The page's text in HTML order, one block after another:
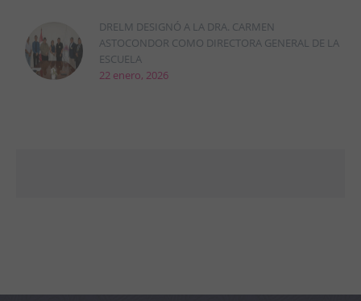
DRELM DESIGNÓ A LA DRA. CARMEN
ASTOCONDOR COMO DIRECTORA GENERAL DE LA
ESCUELA
22 enero, 2026